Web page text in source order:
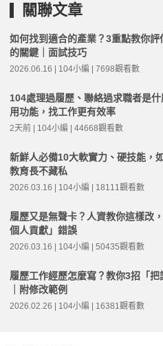
關聯文章
如何找到適合的產業？3重點教你評
的關鍵｜面試技巧
2026.06.16 | 104小編 | 7698觀看數
104處理過履歷、聯絡過求職者是
用功能，找工作更有效率
2天前 | 104小編 | 44668觀看數
新鮮人必備10大軟實力、硬技能，
教育長不藏私
2026.03.16 | 104小編 | 18111觀看數
履歷又是無聲卡？人資教你這樣改
個人貢獻」錯誤
2026.03.16 | 104小編 | 50435觀看數
履歷工作經歷怎麼寫？教你3招「
｜附修改範例
2026.02.26 | 104小編 | 16381觀看數